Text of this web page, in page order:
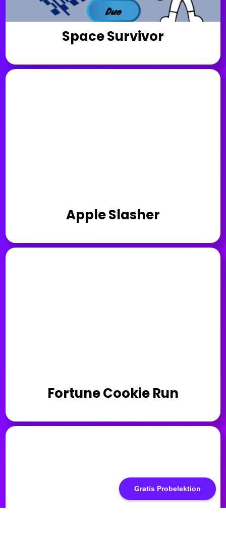
Gratis Probelektion
Space Survivor
Apple Slasher
Fortune Cookie Run